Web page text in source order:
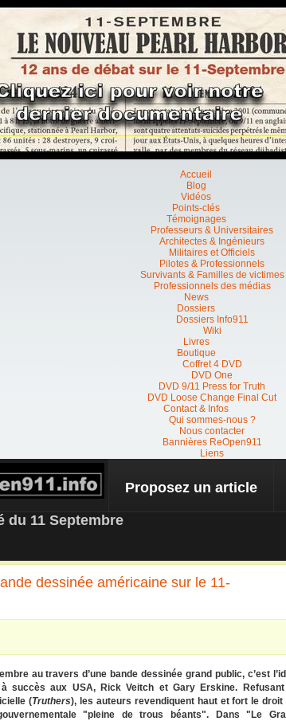
Accueil
Blog
Vidéos
Points-clés
Témoignages
Professeurs & Universitaires
Architectes & Ingénieurs
Militaires et Officiels
Pilotes & Professionnels
Survivants & Familles de victimes
Professionnels des médias
News
Dossiers
Dossiers Info911
Wiki
Livres
Boutique
Coffret 4 DVD
DVD One
DVD 9/11 Press for Truth
DVD Loose Change Final Cut
Contact & Infos
Qui sommes-nous ?
Nous contacter
Bannières ReOpen911
Liens
Proposez un article
du 11 Septembre
dessinée américaine sur le 11-
au travers d’une bande dessinée grand public, c’est
succès aux USA, Rick Veitch et Gary Erskine.
(Truthers), les auteurs revendiquent haut et fort le droit
"pleine de trous béants". Dans "Le